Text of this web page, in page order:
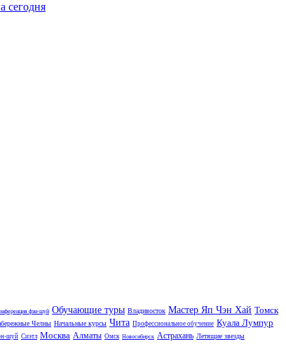
сегодня
фэн-шуй Обучающие туры Владивосток Мастер Яп Чэн Хай Томск
Челны Начальные курсы Чита Профессиональное обучение Куала Лумпур
шуй Сиэтл Москва Алматы Омск Новосибирск Астрахань Летящие звезды